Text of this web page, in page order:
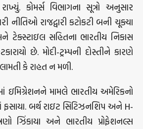
કોમર્સ વિભાગના સૂત્રો અનુસાર
નીતિઓ રાજદ્વારી કટોકટી બની ચૂક્યા
ટેક્સ્ટાઇલ સહિતના ભારતીય નિકાસ
છે. મોદી-ટ્રમ્પની દોસ્તીને કારણે
કે રાહત ન મળી.
મામલે ભારતીય અમેરિકનો
ફસાયા. બર્થ રાઇટ સિટિઝનશિપ અને H-
ઝિંકાયા અને ભારતીય પ્રોફેશનલ્સ